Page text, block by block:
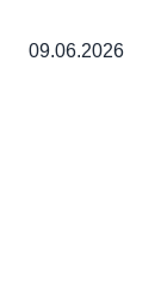
09.06.2026